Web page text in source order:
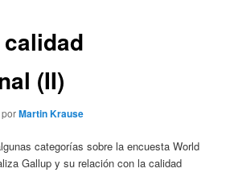
(II)
porMartin Krause
categorías sobre la encuesta World
Gallup y su relación con la calidad